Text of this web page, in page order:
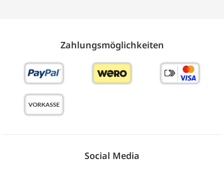
Zahlungs­möglich­keiten
Social Media